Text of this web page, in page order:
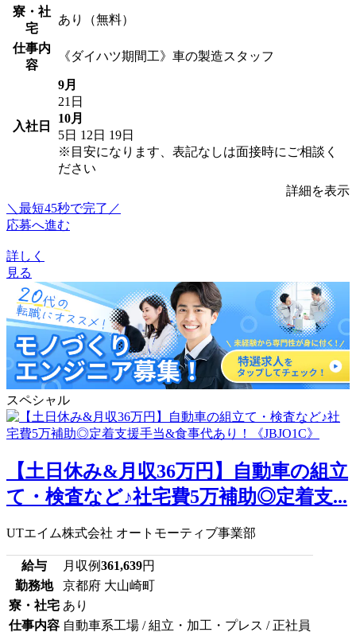
寮・社
宅
あり（無料）
仕事内
容
《ダイハツ期間工》車の製造スタッフ
入社日
9月
21日
10月
5日 12日 19日
※目安になります、表記なしは面接時にご相談く
ださい
詳細を表示
＼最短45秒で完了／
応募へ進む
詳しく
見る
スペシャル
【土日休み&月収36万円】自動車の組立
て・検査など♪社宅費5万補助◎定着支...
UTエイム株式会社 オートモーティブ事業部
給与 月収例361,639円
勤務地
京都府 大山崎町
寮・社宅 あり
仕事内容 自動車系工場 / 組立・加工・プレス / 正社員